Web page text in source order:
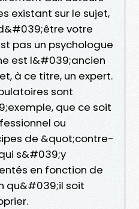
existant sur le sujet,
votre
pas un psychologue
est l&#039;ancien
à ce titre, un expert.
sont
que ce soit
ou
de &quot;contre-
s&#039;y
en fonction de
qu&#039;il soit